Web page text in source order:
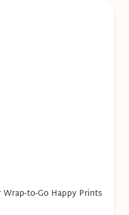
Wrap-to-Go Happy Prints